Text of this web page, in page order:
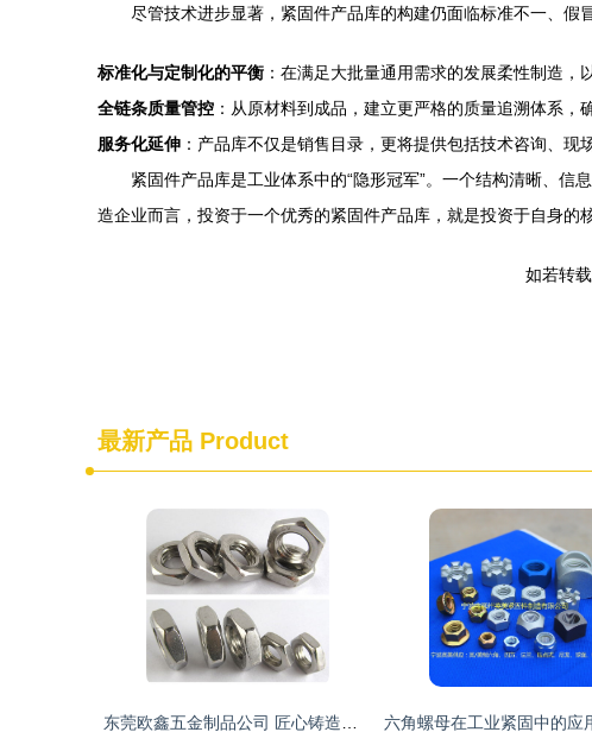
尽管技术进步显著，紧固件产品库的构建仍面临标准不一、假
标准化与定制化的平衡 ：在满足大批量通用需求的发展柔性制造，
全链条质量管控 ：从原材料到成品，建立更严格的质量追溯体系，
服务化延伸 ：产品库不仅是销售目录，更将提供包括技术咨询、现
紧固件产品库是工业体系中的“隐形冠军”。一个结构清晰、
造企业而言，投资于一个优秀的紧固件产品库，就是投资于自身的
如若转
最新产品 Product